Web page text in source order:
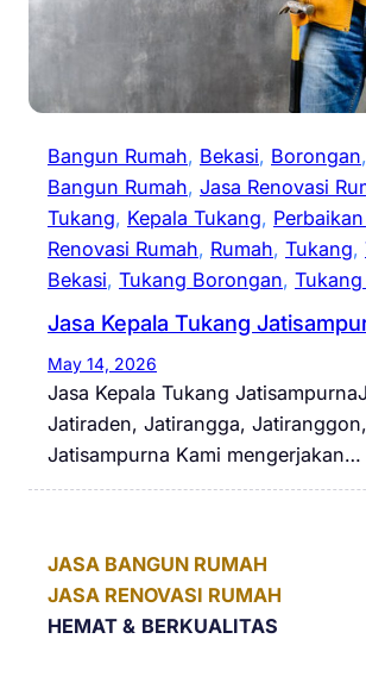
Bangun Rumah, Bekasi, Borongan,
Bangun Rumah, Jasa Renovasi
Tukang, Kepala Tukang,
Renovasi Rumah, Rumah, Tukang,
Bekasi, Tukang Borongan,
Jasa Kepala Tukang
May 14, 2026
Jasa Kepala Tukang
Jatiraden, Jatirangga, Jatiranggon,
Jatisampurna Kami mengerjakan…
JASA BANGUN RUMAH
JASA RENOVASI RUMAH
HEMAT & BERKUALITAS